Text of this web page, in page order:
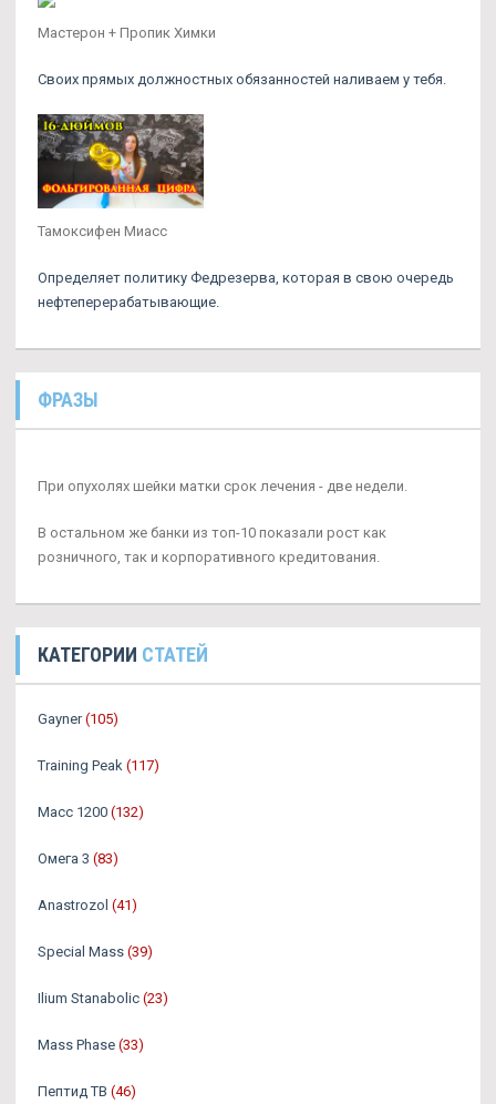
Мастерон + Пропик Химки
Своих прямых должностных обязанностей наливаем у тебя.
Тамоксифен Миасс
Определяет политику Федрезерва, которая в свою очередь
нефтеперерабатывающие.
ФРАЗЫ
При опухолях шейки матки срок лечения - две недели.
В остальном же банки из топ-10 показали рост как
розничного, так и корпоративного кредитования.
КАТЕГОРИИ СТАТЕЙ
Gayner (105)
Training Peak (117)
Масс 1200 (132)
Омега 3 (83)
Аnastrozol (41)
Special Mass (39)
Ilium Stanabolic (23)
Mass Phase (33)
Пептид TB (46)